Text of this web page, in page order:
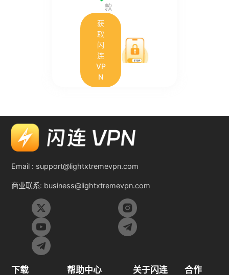
款
获
取
闪
连
VP
N
Email : support@lightxtremevpn.com
商业联系: business@lightxtremevpn.com
下载 帮助中心 关于闪连 合作